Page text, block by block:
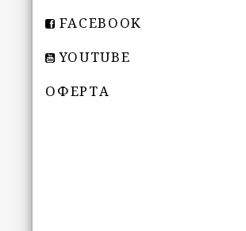
FACEBOOK
YOUTUBE
ОФЕРТА